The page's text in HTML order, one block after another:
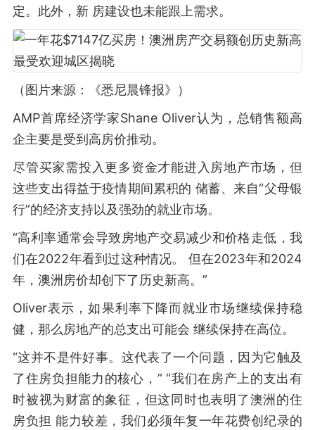
定。此外，新 房建设也未能跟上需求。
（图片来源：《悉尼晨锋报》）
AMP首席经济学家Shane Oliver认为，总销售额高
企主要是受到高房价推动。
尽管买家需投入更多资金才能进入房地产市场，但
这些支出得益于疫情期间累积的 储蓄、来自“父母银
行”的经济支持以及强劲的就业市场。
“高利率通常会导致房地产交易减少和价格走低，我
们在2022年看到过这种情况。 但在2023年和2024
年，澳洲房价却创下了历史新高。”
Oliver表示，如果利率下降而就业市场继续保持稳
健，那么房地产的总支出可能会 继续保持在高位。
“这并不是件好事。这代表了一个问题，因为它触及
了住房负担能力的核心，” “我们在房产上的支出有
时被视为财富的象征，但这同时也表明了澳洲的住
房负担 能力较差，我们必须年复一年花费创纪录的